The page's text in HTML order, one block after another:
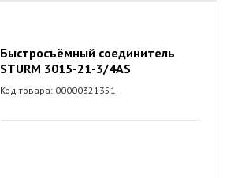
Быстросъёмный соединитель
STURM 3015-21-3/4AS
Код товара: 00000321351